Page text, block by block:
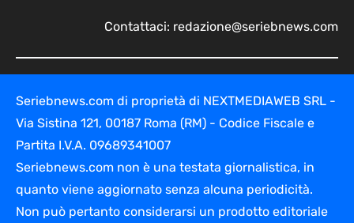
Contattaci: redazione@seriebnews.com
Seriebnews.com di proprietà di NEXTMEDIAWEB SRL -
Via Sistina 121, 00187 Roma (RM) - Codice Fiscale e
Partita I.V.A. 09689341007
Seriebnews.com non è una testata giornalistica, in
quanto viene aggiornato senza alcuna periodicità.
Non può pertanto considerarsi un prodotto editoriale